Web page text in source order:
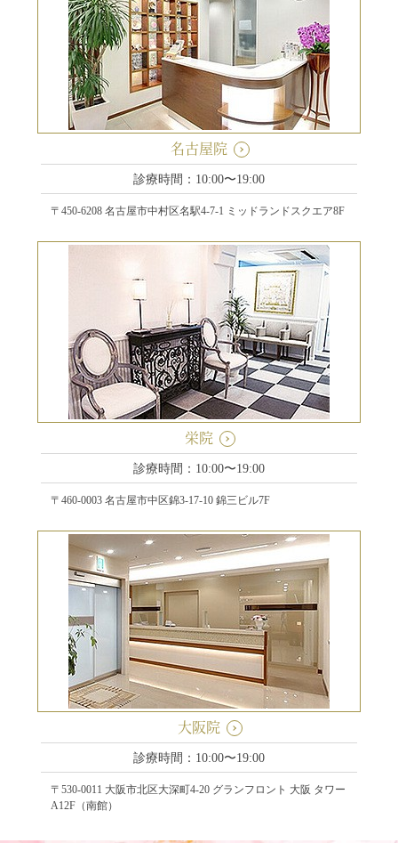
名古屋院
診療時間：10:00〜19:00
〒450-6208 名古屋市中村区名駅4-7-1 ミッドランドスクエア8F
栄院
診療時間：10:00〜19:00
〒460-0003 名古屋市中区錦3-17-10 錦三ビル7F
大阪院
診療時間：10:00〜19:00
〒530-0011 大阪市北区大深町4-20 グランフロント 大阪 タワー
A12F（南館）